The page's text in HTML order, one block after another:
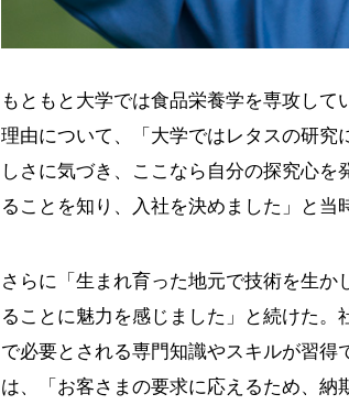
もともと大学では食品栄養学を専攻し
理由について、「大学ではレタスの研
しさに気づき、ここなら自分の探究心
ることを知り、入社を決めました」と当
さらに「生まれ育った地元で技術を生
ることに魅力を感じました」と続けた
で必要とされる専門知識やスキルが習
は、「お客さまの要求に応えるため、